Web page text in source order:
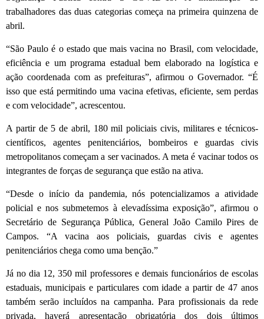
trabalhadores das duas categorias começa na primeira quinzena de
abril.
“São Paulo é o estado que mais vacina no Brasil, com velocidade,
eficiência e um programa estadual bem elaborado na logística e
ação coordenada com as prefeituras”, afirmou o Governador. “É
isso que está permitindo uma vacina efetivas, eficiente, sem perdas
e com velocidade”, acrescentou.
A partir de 5 de abril, 180 mil policiais civis, militares e técnicos-
científicos, agentes penitenciários, bombeiros e guardas civis
metropolitanos começam a ser vacinados. A meta é vacinar todos os
integrantes de forças de segurança que estão na ativa.
“Desde o início da pandemia, nós potencializamos a atividade
policial e nos submetemos à elevadíssima exposição”, afirmou o
Secretário de Segurança Pública, General João Camilo Pires de
Campos. “A vacina aos policiais, guardas civis e agentes
penitenciários chega como uma benção.”
Já no dia 12, 350 mil professores e demais funcionários de escolas
estaduais, municipais e particulares com idade a partir de 47 anos
também serão incluídos na campanha. Para profissionais da rede
privada, haverá apresentação obrigatória dos dois últimos